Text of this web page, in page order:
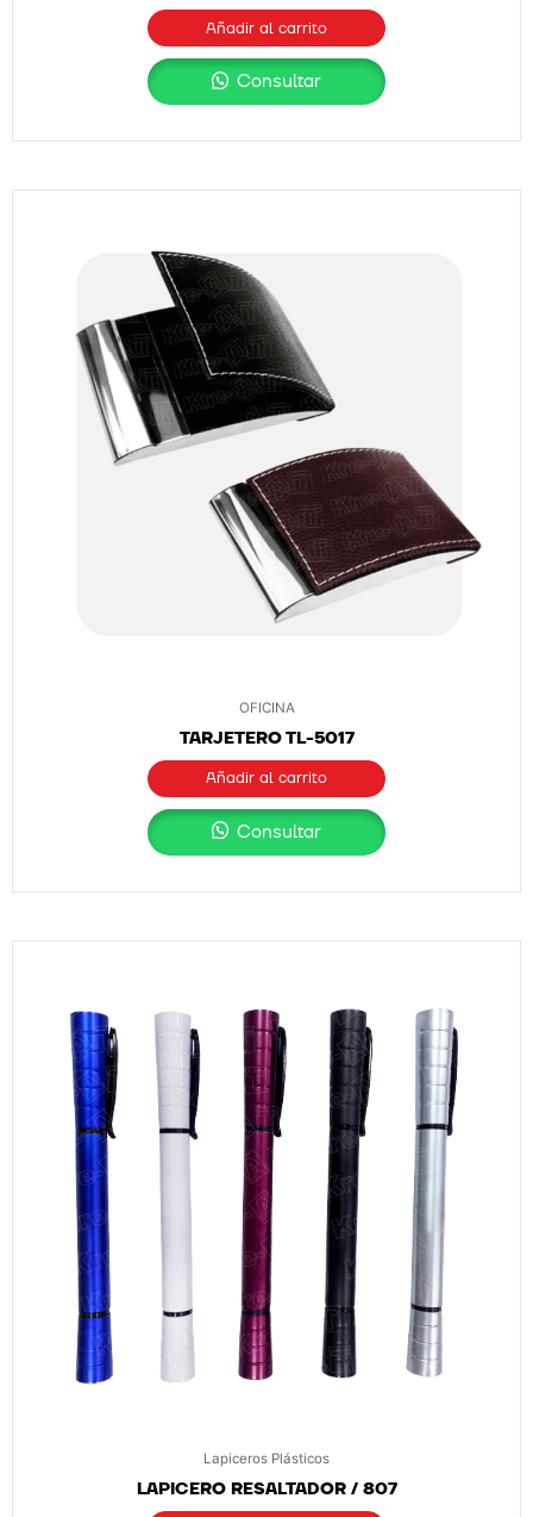
Añadir al carrito
Consultar
OFICINA
TARJETERO TL-5017
Añadir al carrito
Consultar
Lapiceros Plásticos
LAPICERO RESALTADOR / 807